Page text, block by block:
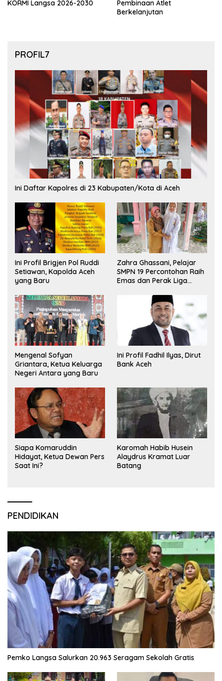
KORMI Langsa 2026-2030
Pembinaan Atlet
Berkelanjutan
PROFIL7
Ini Daftar Kapolres di 23 Kabupaten/Kota di Aceh
Ini Profil Brigjen Pol Ruddi
Setiawan, Kapolda Aceh
yang Baru
Zahra Ghassani, Pelajar
SMPN 19 Percontohan Raih
Emas dan Perak Liga
Mengenal Sofyan
Griantara, Ketua Keluarga
Negeri Antara yang Baru
Ini Profil Fadhil Ilyas, Dirut
Bank Aceh
Siapa Komaruddin
Hidayat, Ketua Dewan Pers
Saat Ini?
Karomah Habib Husein
Alaydrus Kramat Luar
Batang
PENDIDIKAN
Pemko Langsa Salurkan 20.963 Seragam Sekolah Gratis